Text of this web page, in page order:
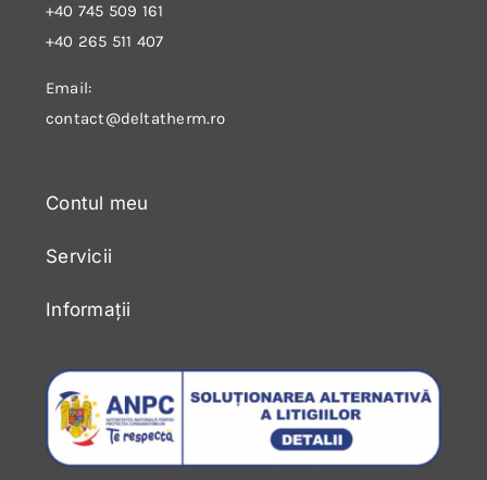
+40 745 509 161
+40 265 511 407
Email:
contact@deltatherm.ro
Contul meu
Servicii
Informații